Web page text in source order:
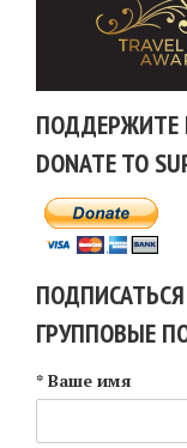
ПОДДЕРЖИТЕ
DONATE TO
ГРУППОВЫЕ
* Ваше имя